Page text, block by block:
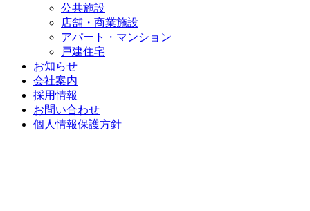
公共施設
店舗・商業施設
アパート・マンション
戸建住宅
お知らせ
会社案内
採用情報
お問い合わせ
個人情報保護方針